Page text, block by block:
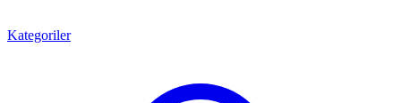
Kategoriler